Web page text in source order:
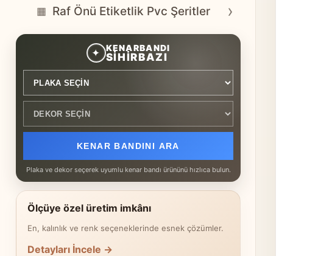
▦ Raf Önü Etiketlik Pvc Şeritler ›
✦ KENARBANDI
SİHİRBAZI
KENAR BANDINI ARA
Plaka ve dekor seçerek uyumlu kenar bandı ürününü hızlıca bulun.
Ölçüye özel üretim imkânı
En, kalınlık ve renk seçeneklerinde esnek çözümler.
Detayları İncele →